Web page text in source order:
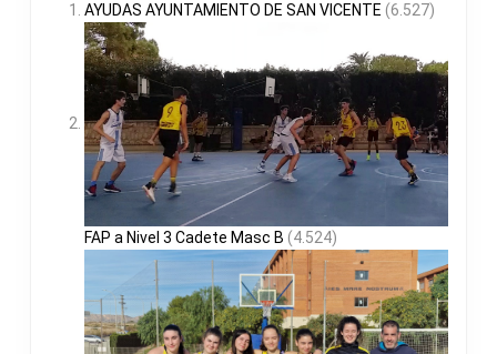
AYUDAS AYUNTAMIENTO DE SAN VICENTE (6.527)
FAP a Nivel 3 Cadete Masc B (4.524)